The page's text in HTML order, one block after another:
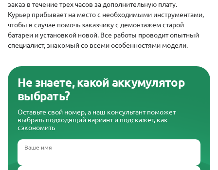
заказ в течение трех часов за дополнительную плату.
Курьер прибывает на место с необходимыми инструментами,
чтобы в случае помочь заказчику с демонтажем старой
батареи и установкой новой. Все работы проводит опытный
специалист, знакомый со всеми особенностями модели.
Не знаете, какой аккумулятор
выбрать?
Оставьте свой номер, а наш консультант поможет
выбрать подходящий вариант и подскажет, как
сэкономить
Ваше имя